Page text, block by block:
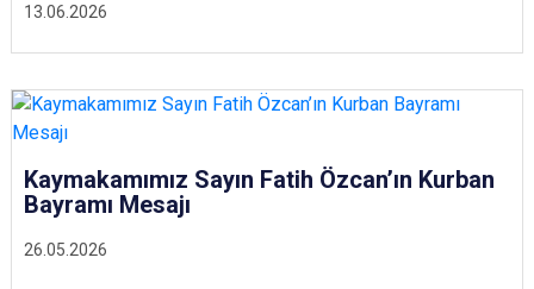
13.06.2026
26.05.2026
Kaymakamımız Sayın Fatih Özcan’ın Kurban
Bayramı Mesajı